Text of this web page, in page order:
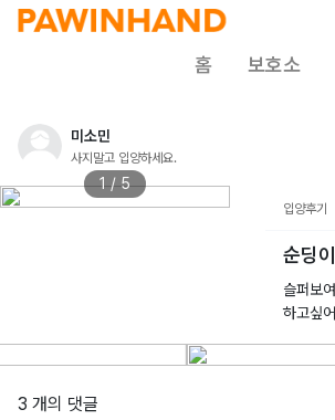
홈 보호소
미소민
사지말고 입양하세요.
1 / 5
입양후기
순딩
슬퍼보
하고싶
3 개의 댓글